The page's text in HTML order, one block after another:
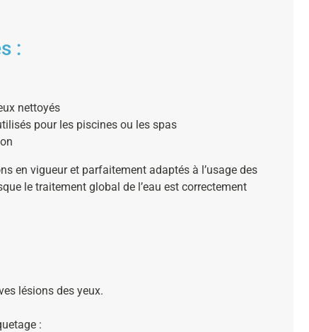
:
nettoyés
pour les piscines ou les spas
en vigueur et parfaitement adaptés à l’usage des
le traitement global de l’eau est correctement
lésions des yeux.
: